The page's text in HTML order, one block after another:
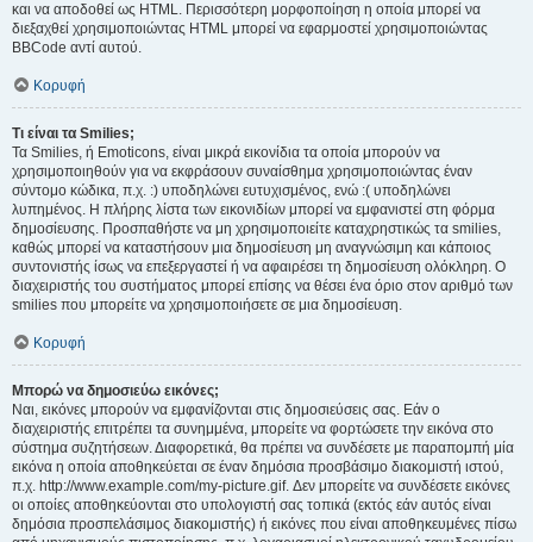
και να αποδοθεί ως HTML. Περισσότερη μορφοποίηση η οποία μπορεί να
διεξαχθεί χρησιμοποιώντας HTML μπορεί να εφαρμοστεί χρησιμοποιώντας
BBCode αντί αυτού.
Κορυφή
Τι είναι τα Smilies;
Τα Smilies, ή Emoticons, είναι μικρά εικονίδια τα οποία μπορούν να
χρησιμοποιηθούν για να εκφράσουν συναίσθημα χρησιμοποιώντας έναν
σύντομο κώδικα, π.χ. :) υποδηλώνει ευτυχισμένος, ενώ :( υποδηλώνει
λυπημένος. Η πλήρης λίστα των εικονιδίων μπορεί να εμφανιστεί στη φόρμα
δημοσίευσης. Προσπαθήστε να μη χρησιμοποιείτε καταχρηστικώς τα smilies,
καθώς μπορεί να καταστήσουν μια δημοσίευση μη αναγνώσιμη και κάποιος
συντονιστής ίσως να επεξεργαστεί ή να αφαιρέσει τη δημοσίευση ολόκληρη. Ο
διαχειριστής του συστήματος μπορεί επίσης να θέσει ένα όριο στον αριθμό των
smilies που μπορείτε να χρησιμοποιήσετε σε μια δημοσίευση.
Κορυφή
Μπορώ να δημοσιεύω εικόνες;
Ναι, εικόνες μπορούν να εμφανίζονται στις δημοσιεύσεις σας. Εάν ο
διαχειριστής επιτρέπει τα συνημμένα, μπορείτε να φορτώσετε την εικόνα στο
σύστημα συζητήσεων. Διαφορετικά, θα πρέπει να συνδέσετε με παραπομπή μία
εικόνα η οποία αποθηκεύεται σε έναν δημόσια προσβάσιμο διακομιστή ιστού,
π.χ. http://www.example.com/my-picture.gif. Δεν μπορείτε να συνδέσετε εικόνες
οι οποίες αποθηκεύονται στο υπολογιστή σας τοπικά (εκτός εάν αυτός είναι
δημόσια προσπελάσιμος διακομιστής) ή εικόνες που είναι αποθηκευμένες πίσω